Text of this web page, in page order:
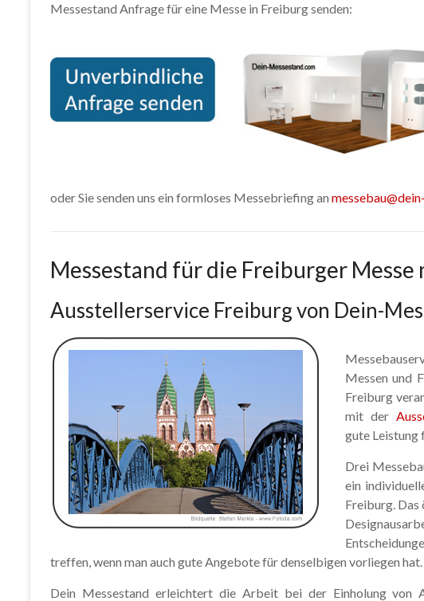
Messestand Anfrage für eine Messe in Freiburg senden:
oder Sie senden uns ein formloses Messebriefing an
Messestand für die Freiburger
Ausstellerservice Freiburg von Dein-
Messen und
Freiburg
mit der
gute Leistung
Drei
ein
Freiburg. Das
treffen, wenn man auch gute Angebote für denselbigen vorliegen hat.
Dein Messestand erleichtert die Arbeit bei der Einholung